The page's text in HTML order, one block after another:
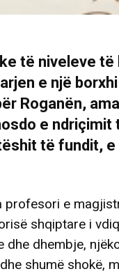
të niveleve
e një
Roganën,
e ndriçimit
të fundit, e
e
shqiptare i
dhembje,
shumë shokë,